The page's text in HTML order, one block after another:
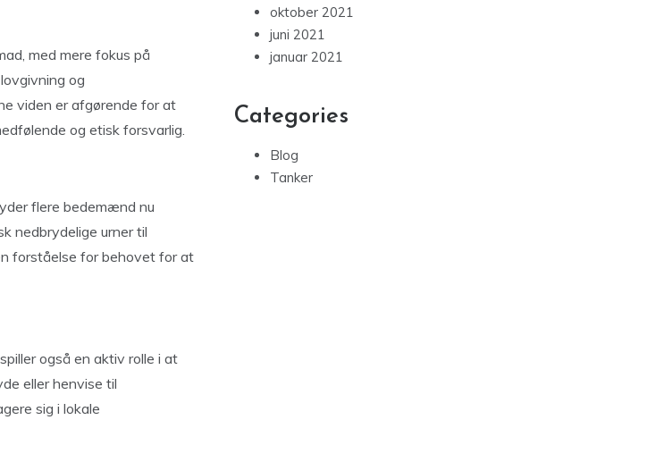
med mere fokus på
og
viden er afgørende for at
og etisk forsvarlig.
flere bedemænd nu
nedbrydelige urner til
forståelse for behovet for at
også en aktiv rolle i at
eller henvise til
sig i lokale
oktober 2021
juni 2021
januar 2021
Categories
Blog
Tanker